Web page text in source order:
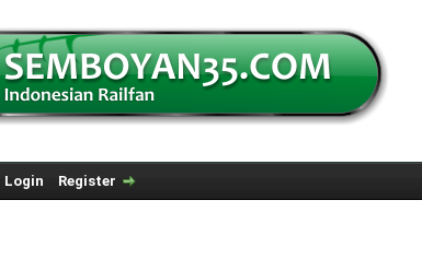
Login Register